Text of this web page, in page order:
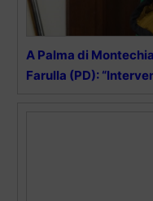
A Palma di
Farulla (PD):